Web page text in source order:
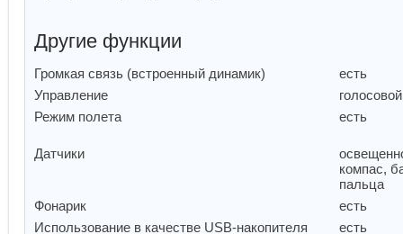
Другие функции
Громкая связь (встроенный динамик)
есть
Управление
Режим полета
есть
Датчики
компас,
пальца
Фонарик
есть
Использование в качестве USB-накопителя
есть